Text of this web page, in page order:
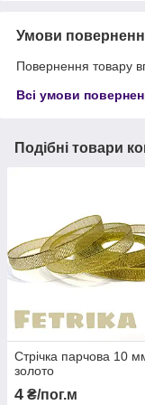
Умови
Повернення товару
Всі умови
Подібні товари
Стрічка парчова 10
золото
4 ₴/пог.м